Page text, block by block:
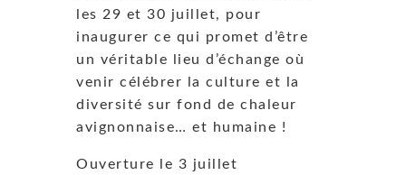
les 29 et 30 juillet, pour
inaugurer ce qui promet d’être
un véritable lieu d’échange où
venir célébrer la culture et la
diversité sur fond de chaleur
avignonnaise… et humaine !
Ouverture le 3 juillet